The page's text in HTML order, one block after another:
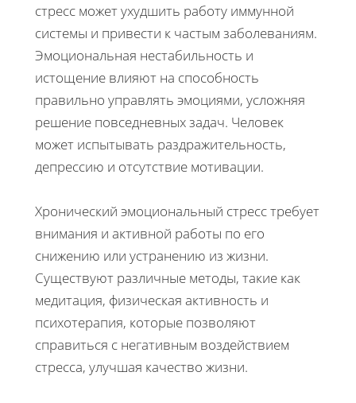
стресс может ухудшить работу иммунной
системы и привести к частым заболеваниям.
Эмоциональная нестабильность и
истощение влияют на способность
правильно управлять эмоциями, усложняя
решение повседневных задач. Человек
может испытывать раздражительность,
депрессию и отсутствие мотивации.
Хронический эмоциональный стресс требует
внимания и активной работы по его
снижению или устранению из жизни.
Существуют различные методы, такие как
медитация, физическая активность и
психотерапия, которые позволяют
справиться с негативным воздействием
стресса, улучшая качество жизни.